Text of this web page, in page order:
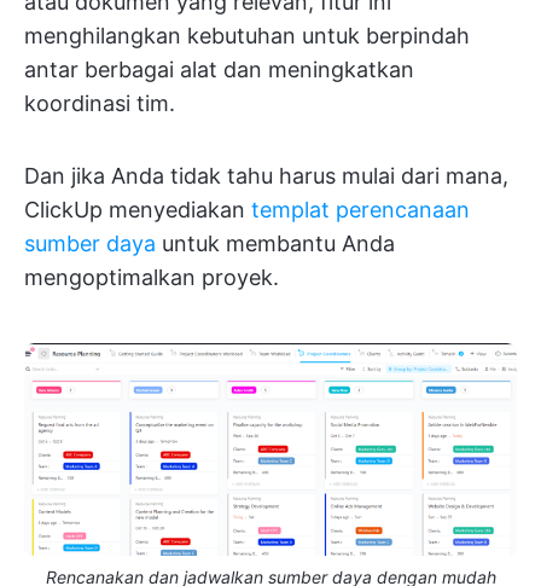
menghilangkan kebutuhan untuk berpindah
antar berbagai alat dan meningkatkan
koordinasi tim.
Dan jika Anda tidak tahu harus mulai dari mana,
ClickUp menyediakan templat perencanaan
sumber daya untuk membantu Anda
mengoptimalkan proyek.
Rencanakan dan jadwalkan sumber daya dengan mudah